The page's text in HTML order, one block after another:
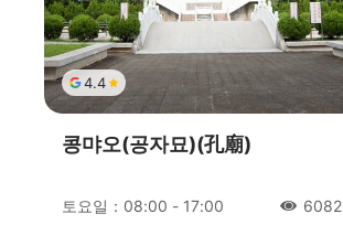
4.4
콩먀오(공자묘)(孔廟)
토요일：08:00 - 17:00 人氣6082